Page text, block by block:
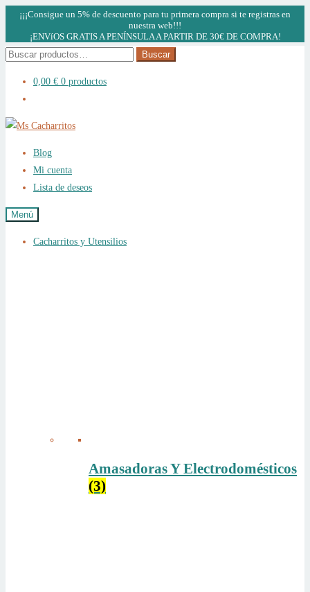
¡¡¡Consigue un 5% de descuento para tu primera compra si te registras en
nuestra web!!!
¡ENVíOS GRATIS A PENÍNSULA A PARTIR DE 30€ DE COMPRA!
Buscar
Buscar
0,00 € 0 productos
Ir
navegación
Ir
contenido
Blog
Mi cuenta
Lista de deseos
Menú
Cacharritos y Utensilios
Amasadoras Y Electrodomésticos
(3)